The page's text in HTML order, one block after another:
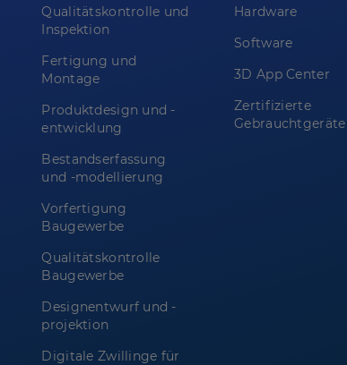
Qualitätskontrolle und
Inspektion
Fertigung und
Montage
Produktdesign und -
entwicklung
Bestandserfassung
und -modellierung
Vorfertigung
Baugewerbe
Qualitätskontrolle
Baugewerbe
Designentwurf und -
projektion
Digitale Zwillinge für
Hardware
Software
3D App Center
Zertifizierte
Gebrauchtgeräte